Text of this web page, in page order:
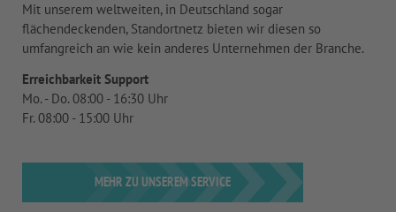
Mit unserem weltweiten, in Deutschland sogar
flächendeckenden, Standortnetz bieten wir diesen so
umfangreich an wie kein anderes Unternehmen der Branche.
Erreichbarkeit Support
Mo. - Do. 08:00 - 16:30 Uhr
Fr. 08:00 - 15:00 Uhr
MEHR ZU UNSEREM SERVICE